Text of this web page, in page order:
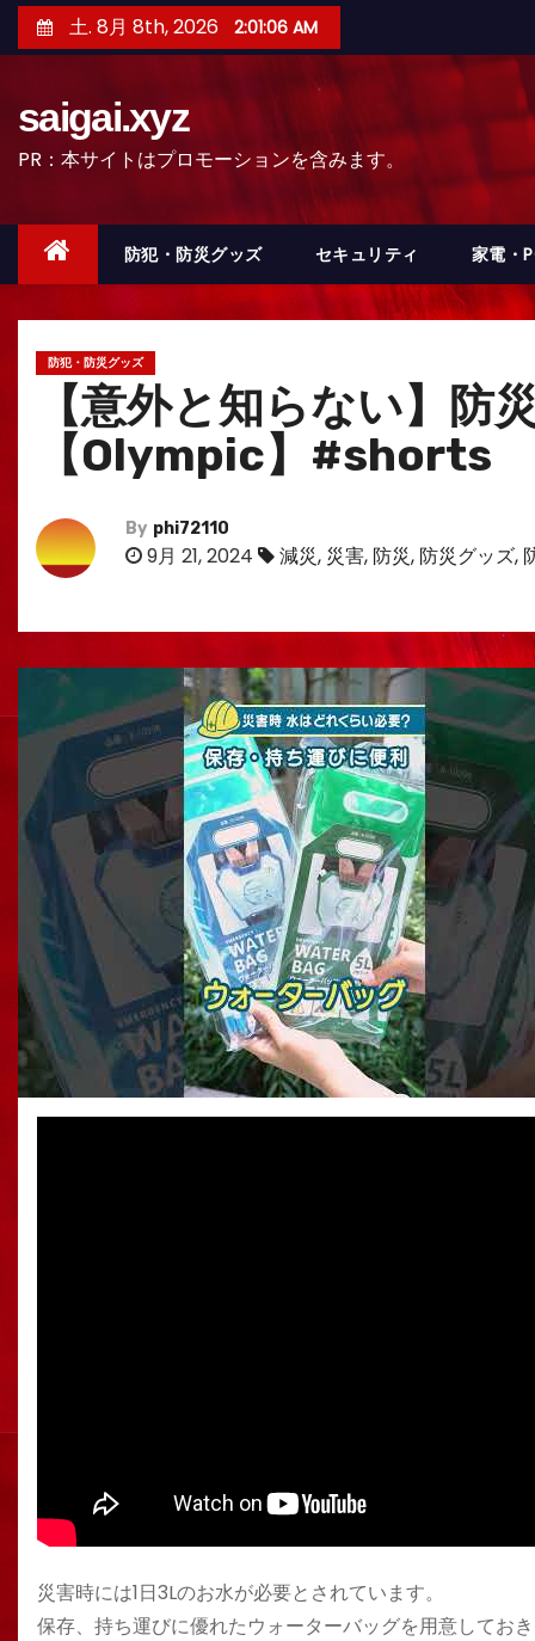
ン
ッ
土. 8月 8th, 2026 2:01:08 AM
saigai.xyz
PR：本サイトはプロモーションを含みます。
防犯・防災グッズ セキュリティ 家電・
防犯・防災グッズ
【意外と知らない】
【Olympic】
By phi72110
9月 21, 2024 減災, 災害, 防災, 防災グッズ,
災害時には1日3Lのお水が必要とされています。
保存、持ち運びに優れたウォーターバッグを用意してお